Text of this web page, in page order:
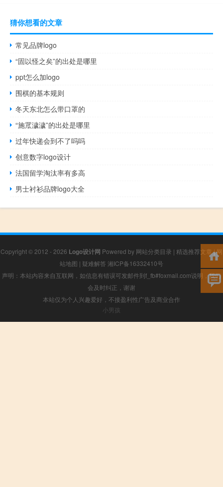
猜你想看的文章
常见品牌logo
“固以怪之矣”的出处是哪里
ppt怎么加logo
围棋的基本规则
冬天东北怎么带口罩的
“施罛濊濊”的出处是哪里
过年快递会到不了吗吗
创意数字logo设计
法国留学淘汰率有多高
男士衬衫品牌logo大全
Copyright © 2012 - 2026 Logo设计网 Powered by 网站分类目录 | 精选推荐文章|网
站地图 | 疑难解答 湘ICP备16332410号
声明：本站内容来自互联网，如信息有错误可发邮件到f_fb#foxmail.com说明，我们
会及时纠正，谢谢
本站仅为个人兴趣爱好，不接盈利性广告及商业合作
小男孩